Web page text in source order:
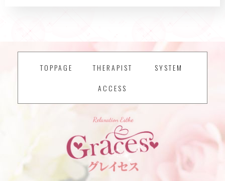
TOPPAGE THERAPIST
SYSTEM
ACCESS